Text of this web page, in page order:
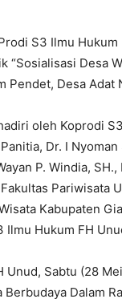
S3 Ilmu
“Sosialisasi Desa
Pendet, Desa
oleh Koprodi
Dr. I
P. Windia,
Pariwisata
Kabupaten
Ilmu Hukum FH
Unud, Sabtu (28
Berbudaya Dalam